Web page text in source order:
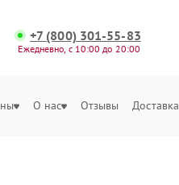
+7 (800) 301-55-83
Ежедневно, с 10:00 до 20:00
О нас Отзывы Доставка